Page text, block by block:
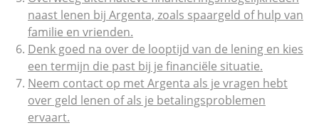
naast lenen bij Argenta, zoals spaargeld of hulp van
familie en vrienden.
Denk goed na over de looptijd van de lening en kies
een termijn die past bij je financiële situatie.
Neem contact op met Argenta als je vragen hebt
over geld lenen of als je betalingsproblemen
ervaart.